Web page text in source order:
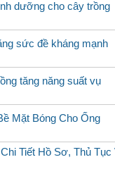
dưỡng cho cây trồng
sức đề kháng mạnh
tăng năng suất vụ
Mặt Bóng Cho Ống
Tiết Hồ Sơ, Thủ Tục